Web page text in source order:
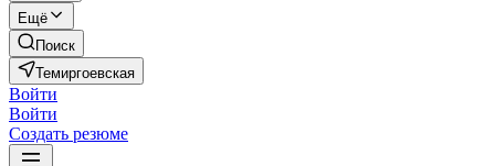
Ещё
Поиск
Темиргоевская
Войти
Войти
Создать резюме